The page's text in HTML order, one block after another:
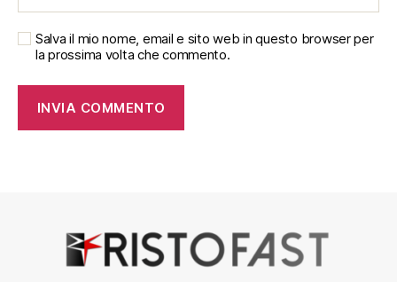
Salva il mio nome, email e sito web in questo browser per
la prossima volta che commento.